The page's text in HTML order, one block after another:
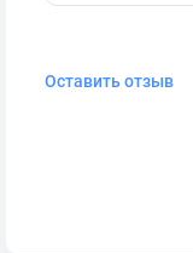
Оставить отзыв